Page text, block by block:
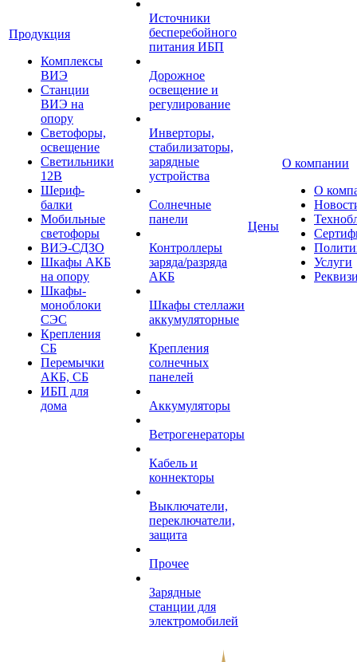
Продукция
Комплексы
ВИЭ
Станции
ВИЭ на
опору
Светофоры,
освещение
Светильники
12В
Шериф-
балки
Мобильные
светофоры
ВИЭ-СДЗО
Шкафы АКБ
на опору
Шкафы-
моноблоки
СЭС
Крепления
СБ
Перемычки
АКБ, СБ
ИБП для
дома
Источники
бесперебойного
питания ИБП
Дорожное
освещение и
регулирование
Инверторы,
стабилизаторы,
зарядные
устройства
Солнечные
панели
Контроллеры
заряда/разряда
АКБ
Шкафы стеллажи
аккумуляторные
Крепления
солнечных
панелей
Аккумуляторы
Ветрогенераторы
Кабель и
коннекторы
Выключатели,
переключатели,
защита
Прочее
Зарядные
станции для
электромобилей
Цены
О компании
О
Услуги